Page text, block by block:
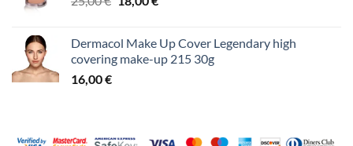
25,00 €. είναι:
18,00 €.
Dermacol Make Up Cover Legendary high
covering make-up 215 30g
16,00€